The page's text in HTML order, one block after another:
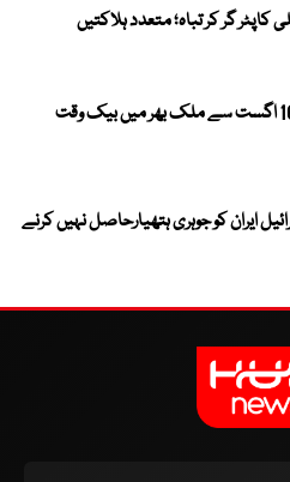
جماعت اسلامی کا 16 اگست سے ملک بھر میں بیک وقت
ایران کو جوہری ہتھیارحاصل نہیں کرنے